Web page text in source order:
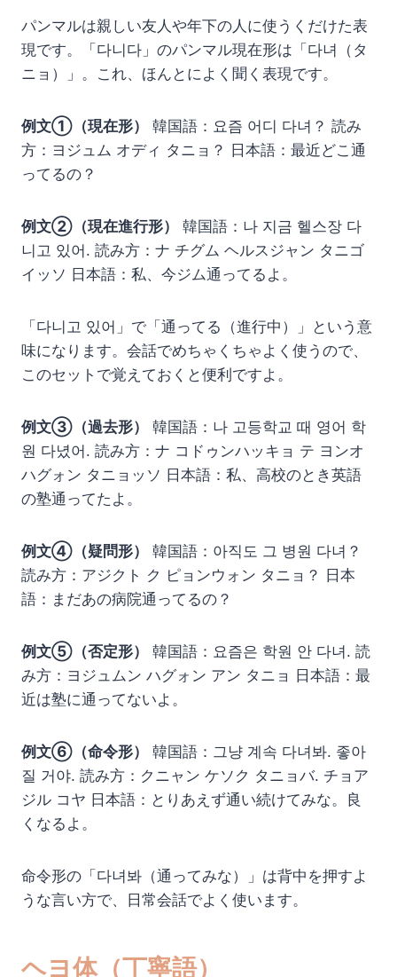
パンマルは親しい友人や年下の人に使うくだけた表
現です。「다니다」のパンマル現在形は「다녀（タ
ニョ）」。これ、ほんとによく聞く表現です。
例文①（現在形）
韓国語：요즘 어디 다녀？ 読み
方：ヨジュム オディ タニョ？ 日本語：最近どこ通
ってるの？
例文②（現在進行形）
韓国語：나 지금 헬스장 다
니고 있어. 読み方：ナ チグム ヘルスジャン タニゴ
イッソ 日本語：私、今ジム通ってるよ。
「다니고 있어」で「通ってる（進行中）」という意
味になります。会話でめちゃくちゃよく使うので、
このセットで覚えておくと便利ですよ。
例文③（過去形）
韓国語：나 고등학교 때 영어 학
원 다녔어. 読み方：ナ コドゥンハッキョ テ ヨンオ
ハグォン タニョッソ 日本語：私、高校のとき英語
の塾通ってたよ。
例文④（疑問形）
韓国語：아직도 그 병원 다녀？
読み方：アジクト ク ピョンウォン タニョ？ 日本
語：まだあの病院通ってるの？
例文⑤（否定形）
韓国語：요즘은 학원 안 다녀. 読
み方：ヨジュムン ハグォン アン タニョ 日本語：最
近は塾に通ってないよ。
例文⑥（命令形）
韓国語：그냥 계속 다녀봐. 좋아
질 거야. 読み方：クニャン ケソク タニョバ. チョア
ジル コヤ 日本語：とりあえず通い続けてみな。良
くなるよ。
命令形の「다녀봐（通ってみな）」は背中を押すよ
うな言い方で、日常会話でよく使います。
ヘヨ体（丁寧語）